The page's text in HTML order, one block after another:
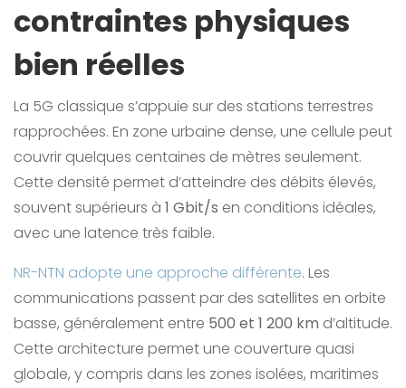
contraintes physiques
bien réelles
La 5G classique s’appuie sur des stations terrestres
rapprochées. En zone urbaine dense, une cellule peut
couvrir quelques centaines de mètres seulement.
Cette densité permet d’atteindre des débits élevés,
souvent supérieurs à 1 Gbit/s en conditions idéales,
avec une latence très faible.
NR-NTN adopte une approche différente. Les
communications passent par des satellites en orbite
basse, généralement entre 500 et 1 200 km d’altitude.
Cette architecture permet une couverture quasi
globale, y compris dans les zones isolées, maritimes